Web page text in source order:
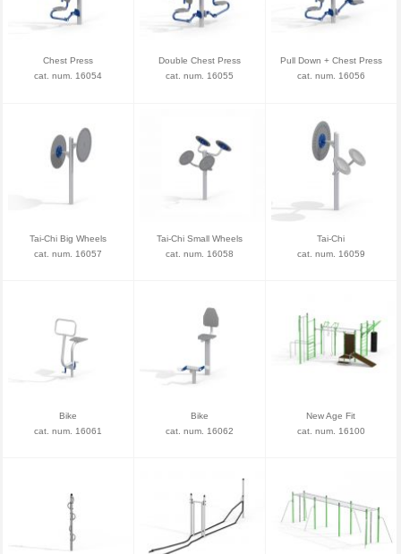
Chest Press
cat. num. 16054
Double Chest Press
cat. num. 16055
Pull Down + Chest Press
cat. num. 16056
Tai-Chi Big Wheels
cat. num. 16057
Tai-Chi Small Wheels
cat. num. 16058
Tai-Chi
cat. num. 16059
Bike
cat. num. 16061
Bike
cat. num. 16062
New Age Fit
cat. num. 16100